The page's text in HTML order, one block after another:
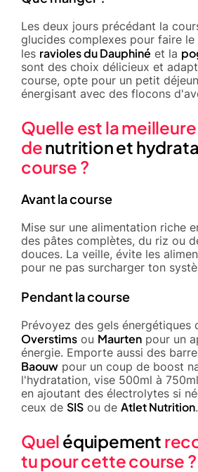
Les deux jours précédant la
glucides complexes pour faire
les ravioles du Dauphiné et la
sont des choix délicieux et
course, opte pour un petit
énergisant avec des flocons
Quelle est la
denutrition et
course ?
Avant la course
Mise sur une alimentation riche
des pâtes complètes, du riz ou
douces. La veille, évite les
pour ne pas surcharger ton
Pendant la course
Prévoyez des gels énergétiques
Overstims ou Maurten pour un
énergie. Emporte aussi des
Baouw pour un coup de boost
l'hydratation, vise 500ml à
en ajoutant des électrolytes si
ceux de SIS ou de Atlet Nutrition.
Quel équipement
tu pour cette course ?